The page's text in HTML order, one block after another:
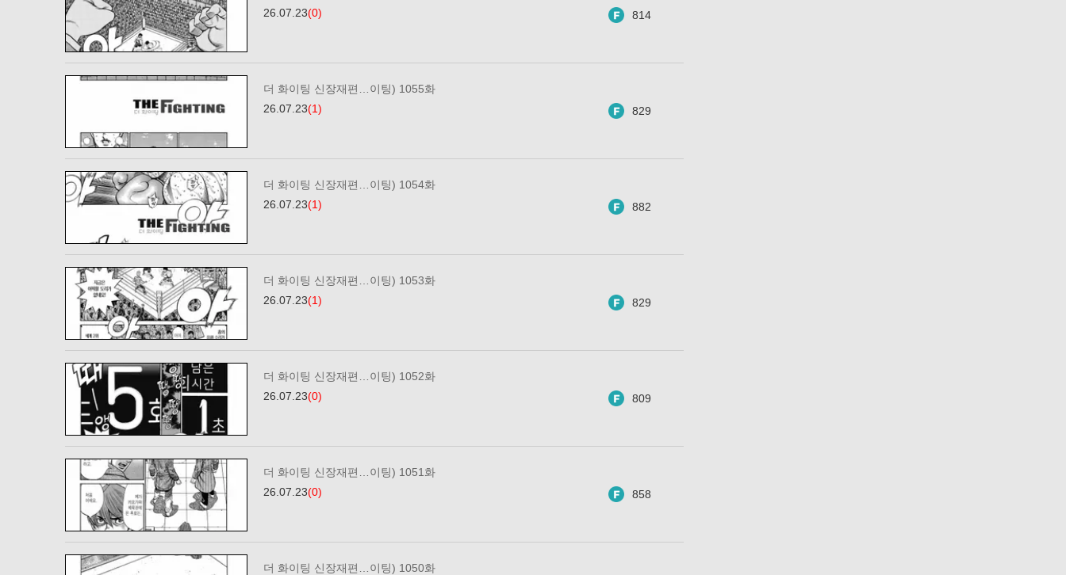
26.07.23(0) 814
더 화이팅 신장재편…이팅) 1055화
26.07.23(1) 829
더 화이팅 신장재편…이팅) 1054화
26.07.23(1) 882
더 화이팅 신장재편…이팅) 1053화
26.07.23(1) 829
더 화이팅 신장재편…이팅) 1052화
26.07.23(0) 809
더 화이팅 신장재편…이팅) 1051화
26.07.23(0) 858
더 화이팅 신장재편…이팅) 1050화